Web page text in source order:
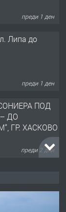
преди 1 ден
Липа до
преди 1 ден
ПОД
ДО
ГР. ХАСКОВО
преди 2 дни
НА ГР.